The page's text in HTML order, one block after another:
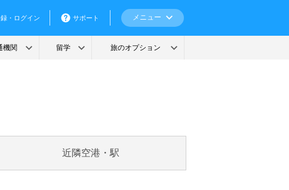
近隣空港・駅